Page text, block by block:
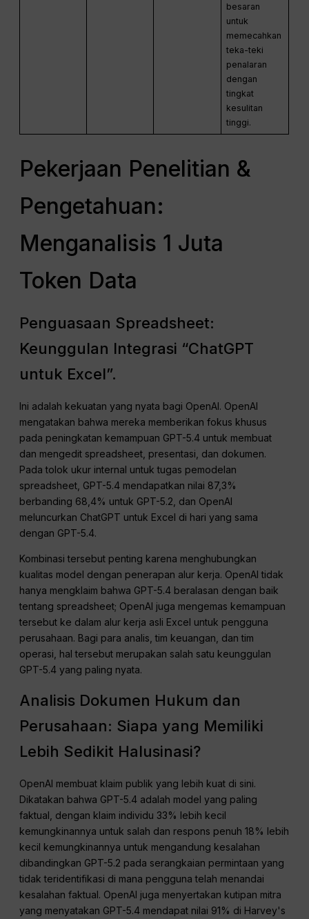
besaran
untuk
memecahkan
teka-teki
penalaran
dengan
tingkat
kesulitan
tinggi.
Pekerjaan Penelitian &
Pengetahuan:
Menganalisis 1 Juta
Token Data
Penguasaan Spreadsheet:
Keunggulan Integrasi “ChatGPT
untuk Excel”.
Ini adalah kekuatan yang nyata bagi OpenAI. OpenAI
mengatakan bahwa mereka memberikan fokus khusus
pada peningkatan kemampuan GPT-5.4 untuk membuat
dan mengedit spreadsheet, presentasi, dan dokumen.
Pada tolok ukur internal untuk tugas pemodelan
spreadsheet, GPT-5.4 mendapatkan nilai 87,3%
berbanding 68,4% untuk GPT-5.2, dan OpenAI
meluncurkan ChatGPT untuk Excel di hari yang sama
dengan GPT-5.4.
Kombinasi tersebut penting karena menghubungkan
kualitas model dengan penerapan alur kerja. OpenAI tidak
hanya mengklaim bahwa GPT-5.4 beralasan dengan baik
tentang spreadsheet; OpenAI juga mengemas kemampuan
tersebut ke dalam alur kerja asli Excel untuk pengguna
perusahaan. Bagi para analis, tim keuangan, dan tim
operasi, hal tersebut merupakan salah satu keunggulan
GPT-5.4 yang paling nyata.
Analisis Dokumen Hukum dan
Perusahaan: Siapa yang Memiliki
Lebih Sedikit Halusinasi?
OpenAI membuat klaim publik yang lebih kuat di sini.
Dikatakan bahwa GPT-5.4 adalah model yang paling
faktual, dengan klaim individu 33% lebih kecil
kemungkinannya untuk salah dan respons penuh 18% lebih
kecil kemungkinannya untuk mengandung kesalahan
dibandingkan GPT-5.2 pada serangkaian permintaan yang
tidak teridentifikasi di mana pengguna telah menandai
kesalahan faktual. OpenAI juga menyertakan kutipan mitra
yang menyatakan GPT-5.4 mendapat nilai 91% di Harvey's